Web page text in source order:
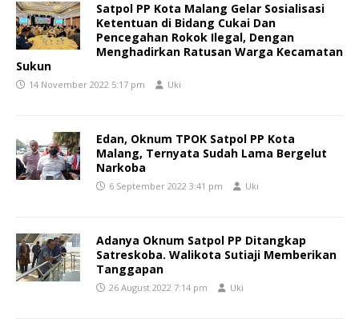
Satpol PP Kota Malang Gelar Sosialisasi
Ketentuan di Bidang Cukai Dan
Pencegahan Rokok Ilegal, Dengan
Menghadirkan Ratusan Warga Kecamatan
Sukun
14 November 2022 5:17 pm Uki
Edan, Oknum TPOK Satpol PP Kota
Malang, Ternyata Sudah Lama Bergelut
Narkoba
6 September 2022 3:41 pm Uki
Adanya Oknum Satpol PP Ditangkap
Satreskoba. Walikota Sutiaji Memberikan
Tanggapan
26 August 2022 7:14 pm Uki